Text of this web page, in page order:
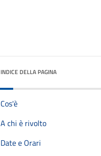
INDICE DELLA PAGINA
Cos'è
A chi è rivolto
Date e Orari